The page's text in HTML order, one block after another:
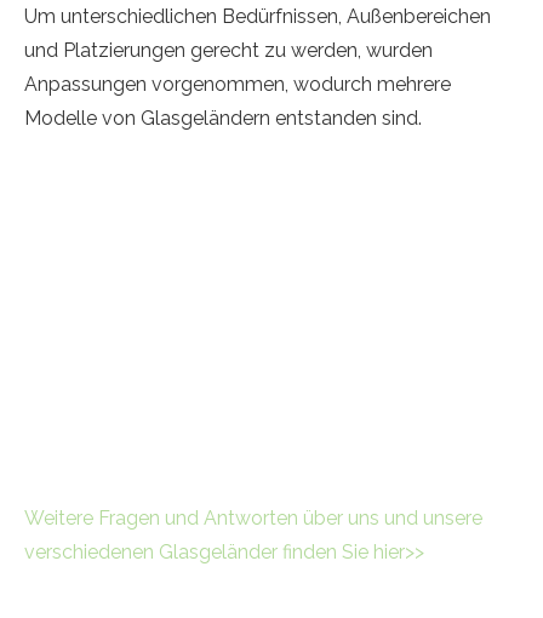
Um unterschiedlichen Bedürfnissen, Außenbereichen
und Platzierungen gerecht zu werden, wurden
Anpassungen vorgenommen, wodurch mehrere
Modelle von Glasgeländern entstanden sind.
Weitere Fragen und Antworten über uns und unsere
verschiedenen Glasgeländer finden Sie hier>>